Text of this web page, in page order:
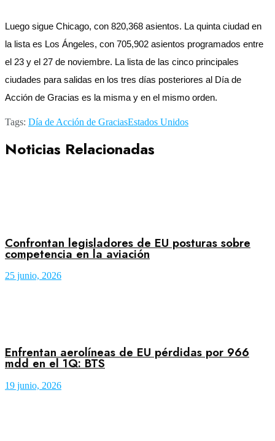
Luego sigue Chicago, con 820,368 asientos. La quinta ciudad en
la lista es Los Ángeles, con 705,902 asientos programados entre
el 23 y el 27 de noviembre. La lista de las cinco principales
ciudades para salidas en los tres días posteriores al Día de
Acción de Gracias es la misma y en el mismo orden.
Tags: Día de Acción de GraciasEstados Unidos
Noticias Relacionadas
Confrontan legisladores de EU posturas sobre
competencia en la aviación
25 junio, 2026
Enfrentan aerolíneas de EU pérdidas por 966
mdd en el 1Q: BTS
19 junio, 2026